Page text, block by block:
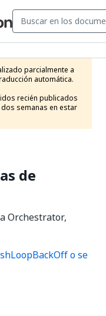
parcialmente a
automática.
recién publicados
semanas en estar
de
Orchestrator,
o se